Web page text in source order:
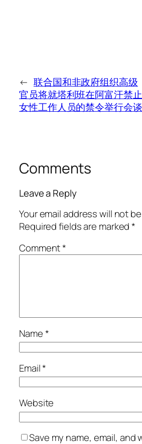
← 联合国和非政府组织高级
官员将就塔利班在阿富汗禁止
女性工作人员的禁令举行会谈
Comments
Leave a Reply
Your email address will not
Required fields are marked*
Comment*
Name*
Email*
Website
Save my name, email, and